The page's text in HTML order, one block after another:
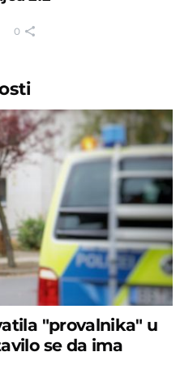
0
"provalnika" u
se da ima